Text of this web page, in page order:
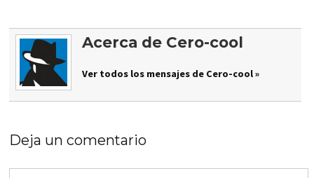
Acerca de Cero-cool
Ver todos los mensajes de Cero-cool »
Deja un comentario